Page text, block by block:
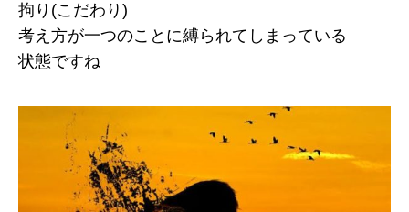
拘り(こだわり)
考え方が一つのことに縛られてしまっている
状態ですね